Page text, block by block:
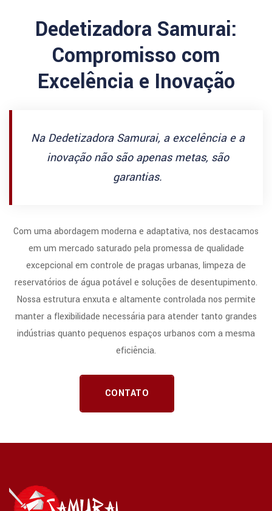
Dedetizadora Samurai:
Compromisso com
Excelência e Inovação
Na Dedetizadora Samurai, a excelência e a
inovação não são apenas metas, são
garantias.
Com uma abordagem moderna e adaptativa, nos destacamos
em um mercado saturado pela promessa de qualidade
excepcional em controle de pragas urbanas, limpeza de
reservatórios de água potável e soluções de desentupimento.
Nossa estrutura enxuta e altamente controlada nos permite
manter a flexibilidade necessária para atender tanto grandes
indústrias quanto pequenos espaços urbanos com a mesma
eficiência.
CONTATO